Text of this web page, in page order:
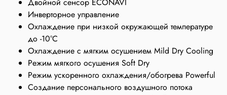
Двойной сенсор ECONAVI
Инверторное управление
Охлаждение при низкой окружающей температуре
до -10°С
Охлаждение с мягким осушением Mild Dry Cooling
Режим мягкого осушения Soft Dry
Режим ускоренного охлаждения/обогрева Powerful
Создание персонального воздушного потока